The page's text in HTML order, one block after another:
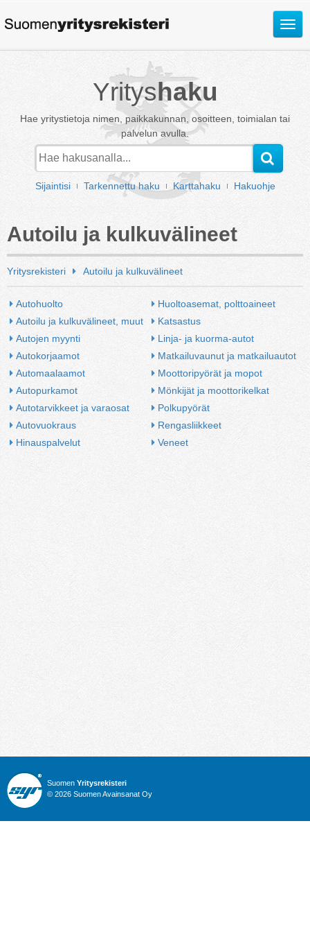
Avaa
Yrityshaku
Hae yritystietoja nimen, paikkakunnan, osoitteen, toimialan tai
palvelun avulla.
Sijaintisi Tarkennettu haku Karttahaku Hakuohje
Autoilu ja kulkuvälineet
Yritysrekisteri Autoilu ja kulkuvälineet
Autohuolto
Autoilu ja kulkuvälineet, muut
Autojen myynti
Autokorjaamot
Automaalaamot
Autopurkamot
Autotarvikkeet ja varaosat
Autovuokraus
Hinauspalvelut
Huoltoasemat, polttoaineet
Katsastus
Linja- ja kuorma-autot
Matkailuvaunut ja matkailuautot
Moottoripyörät ja mopot
Mönkijät ja moottorikelkat
Polkupyörät
Rengasliikkeet
Veneet
Suomen Yritysrekisteri
© 2026 Suomen Avainsanat Oy